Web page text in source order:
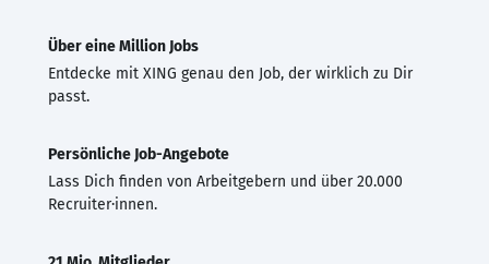
Über eine Million Jobs
Entdecke mit XING genau den Job, der wirklich zu Dir
passt.
Persönliche Job-Angebote
Lass Dich finden von Arbeitgebern und über 20.000
Recruiter·innen.